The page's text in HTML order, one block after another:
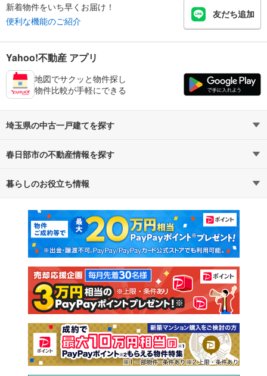
新着物件をいち早くお届け！
便利な機能のご紹介
友だち追加
Yahoo!不動産 アプリ
地図でサクッと物件探し
物件比較が手軽にできる
埼玉県の中古一戸建てを探す
路線・駅から探す
通勤・通学時間から探す
春日部市の不動産情報を探す
不動産・住宅
新築マンション 中古マンション
新築一戸建て 中古一戸建て
注文住宅 土地
売却査定
暮らしのお役立ち情報
マンションカタログ 教えて！住まいの先生